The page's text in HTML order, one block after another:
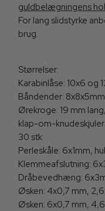
guldbelægningens
For lang slidstyrke
brug.
Størrelser:
Karabinlåse: 10x6 og
Båndender:
Ørekroge: 19 mm
klap-om-
30 stk
Perleskåle: 6x1mm,
Klemmeafslutning:
Dråbevedhæng:
Øsken: 4x0,7 mm,
Øsken: 6x0,7 mm,